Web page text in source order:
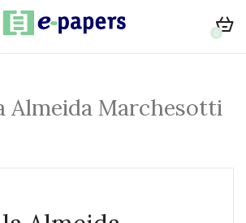
0
Almeida Marchesotti